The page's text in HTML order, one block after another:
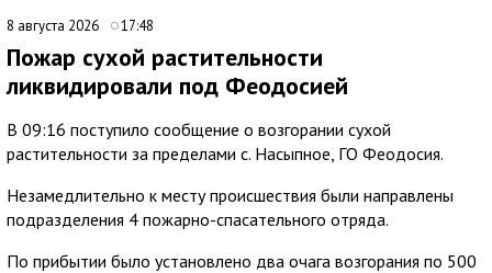
8 августа 2026 17:48
Пожар сухой растительности
ликвидировали под Феодосией
В 09:16 поступило сообщение о возгорании сухой
растительности за пределами с. Насыпное, ГО Феодосия.
Незамедлительно к месту происшествия были направлены
подразделения 4 пожарно-спасательного отряда.
По прибытии было установлено два очага возгорания по 500